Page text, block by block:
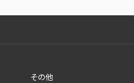
その他